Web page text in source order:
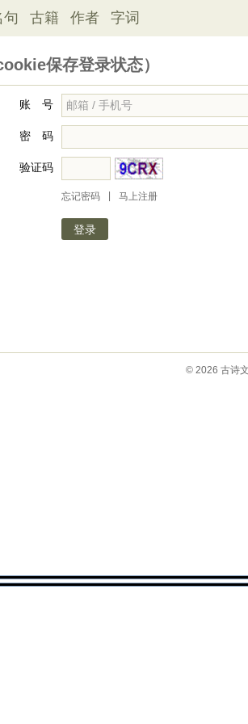
句 古籍 作者 字词
保存登录状态）
账 号
密 码
验证码
忘记密码 马上注册
© 2026 古诗